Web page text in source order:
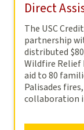
Direct
The USC
partnership
distributed
Wildfire Relief
aid to 80
Palisades
collaboration